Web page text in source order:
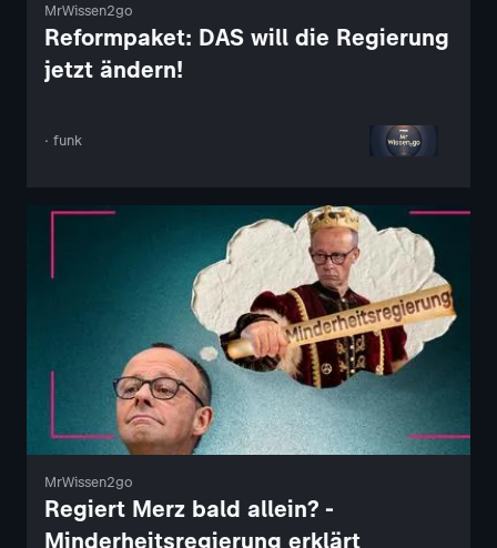
MrWissen2go
Reformpaket: DAS will die Regierung
jetzt ändern!
· funk
MrWissen2go
Regiert Merz bald allein? -
Minderheitsregierung erklärt